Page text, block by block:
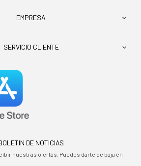
EMPRESA 
SERVICIO CLIENTE 
DE NOTICIAS
nuestras ofertas. Puedes darte de baja en